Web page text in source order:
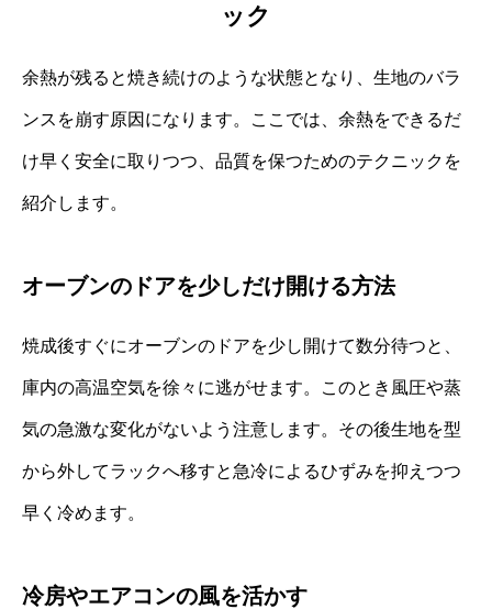
ック
余熱が残ると焼き続けのような状態となり、生地のバラ
ンスを崩す原因になります。ここでは、余熱をできるだ
け早く安全に取りつつ、品質を保つためのテクニックを
紹介します。
オーブンのドアを少しだけ開ける方法
焼成後すぐにオーブンのドアを少し開けて数分待つと、
庫内の高温空気を徐々に逃がせます。このとき風圧や蒸
気の急激な変化がないよう注意します。その後生地を型
から外してラックへ移すと急冷によるひずみを抑えつつ
早く冷めます。
冷房やエアコンの風を活かす